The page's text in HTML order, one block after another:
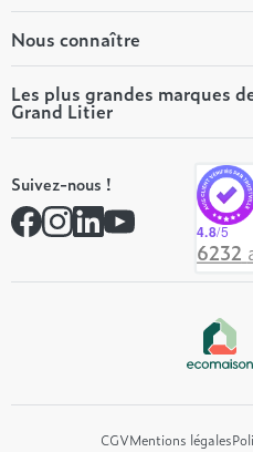
Bien-être
Conseils literie
Tous les articles du Mag
Tous nos guides
Nous connaître
Qui sommes-nous ?
Nos valeurs
Nos engagements
Rejoindre notre réseau
Contactez-nous
Les plus grandes marques
Grand Litier
André Renault
Simmons
Hôtel & Lodge
Suivez-nous !
4.8/5
6232
CGVMentions légales